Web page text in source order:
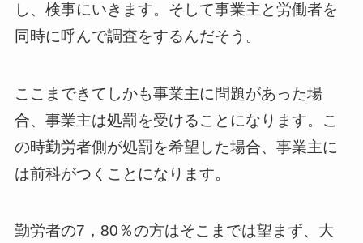
し、検事にいきます。そして事業主と労働者を
同時に呼んで調査をするんだそう。
ここまできてしかも事業主に問題があった場
合、事業主は処罰を受けることになります。こ
の時勤労者側が処罰を希望した場合、事業主に
は前科がつくことになります。
勤労者の7，80％の方はそこまでは望まず、大